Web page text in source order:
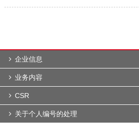
企业信息
业务内容
CSR
关于个人编号的处理